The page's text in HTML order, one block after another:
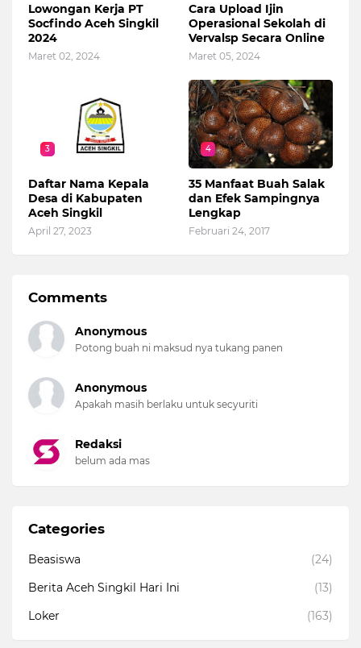
Lowongan Kerja PT
Socfindo Aceh Singkil
2024
Maret 02, 2024
Cara Upload Ijin
Operasional Sekolah di
Vervalsp Secara Online
Maret 05, 2024
3
Daftar Nama Kepala
Desa di Kabupaten
Aceh Singkil
April 27, 2023
4
35 Manfaat Buah Salak
dan Efek Sampingnya
Lengkap
Februari 24, 2017
Comments
Anonymous
Potong buah ni maksud nya tukang panen
Anonymous
Apakah masih berlaku untuk secyuriti
Redaksi
belum ada mas
Categories
Beasiswa
(24)
Berita Aceh Singkil Hari Ini
(13)
Loker
(163)